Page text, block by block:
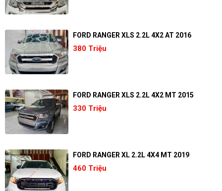
FORD RANGER XLS 2.2L 4X2 AT 2016
380 Triệu
FORD RANGER XLS 2.2L 4X2 MT 2015
330 Triệu
FORD RANGER XL 2.2L 4X4 MT 2019
460 Triệu